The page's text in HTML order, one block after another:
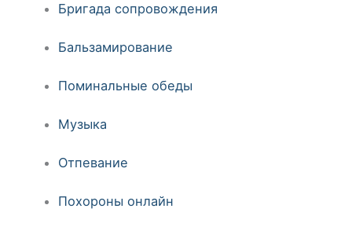
Бригада сопровождения
Бальзамирование
Поминальные обеды
Музыка
Отпевание
Похороны онлайн